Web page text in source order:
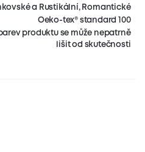
a Rustikální, Romantické
Oeko-tex® standard 100
produktu se může nepatrně
lišit od skutečnosti